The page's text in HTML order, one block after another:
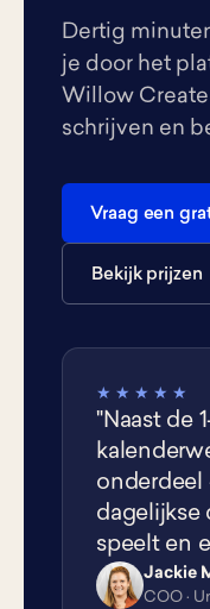
Dertig
je door het
Willow
schrijven en
Vraag een
Bekijk prijzen
★★★★★
"Naast de
onderdeel
dagelijkse
speelt en
JM
Jackie
COO ·